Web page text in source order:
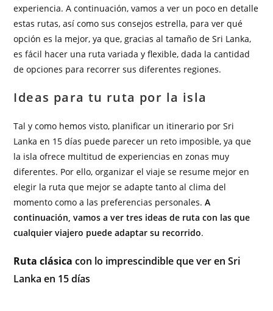
experiencia. A continuación, vamos a ver un poco en detalle
estas rutas, así como sus consejos estrella, para ver qué
opción es la mejor, ya que, gracias al tamaño de Sri Lanka,
es fácil hacer una ruta variada y flexible, dada la cantidad
de opciones para recorrer sus diferentes regiones.
Ideas para tu ruta por la isla
Tal y como hemos visto, planificar un itinerario por Sri
Lanka en 15 días puede parecer un reto imposible, ya que
la isla ofrece multitud de experiencias en zonas muy
diferentes. Por ello, organizar el viaje se resume mejor en
elegir la ruta que mejor se adapte tanto al clima del
momento como a las preferencias personales. A
continuación, vamos a ver tres ideas de ruta con las que
cualquier viajero puede adaptar su recorrido.
Ruta clásicacon lo imprescindible que ver en Sri
Lanka en 15 días